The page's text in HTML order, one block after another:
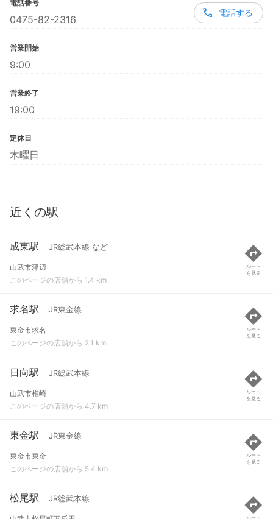
電話番号
0475-82-2316
電話する
営業開始
9:00
営業終了
19:00
定休日
木曜日
近くの駅
成東駅 JR総武本線 など
山武市津辺
このページの店舗から 1.4 km
ルート
を見る
求名駅 JR東金線
東金市求名
このページの店舗から 2.1 km
ルート
を見る
日向駅 JR総武本線
山武市椎崎
このページの店舗から 4.7 km
ルート
を見る
東金駅 JR東金線
東金市東金
このページの店舗から 5.4 km
ルート
を見る
松尾駅 JR総武本線